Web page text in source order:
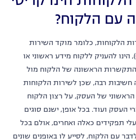
עם הלקוח?
הלקוחות, כלומר מוקד השירות
), הינו להעניק ללקוח מידע ראשוני או
הראשונה של הלקוח מול
חשיבות רבה, שכן לשירות הלקוחות
של העסק, על רצון הלקוח
העסק ועוד. בכל אופן, ישנם סוגים
תפקידים כאלה ואחרים, אולם בכל
עם הלקוח, לסייע לו באופנים שונים